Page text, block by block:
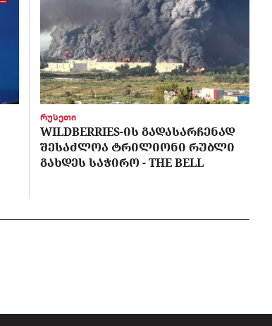
რუსეთი
WILDBERRIES-ᲘᲡ ᲒᲐᲓᲐᲡᲐᲠᲩᲔᲜᲐᲓ
ᲨᲔᲡᲐᲫᲚᲝᲐ ᲢᲠᲘᲚᲘᲝᲜᲘ ᲠᲣᲑᲚᲘ
ᲒᲐᲮᲓᲔᲡ ᲡᲐᲭᲘᲠᲝ - THE BELL